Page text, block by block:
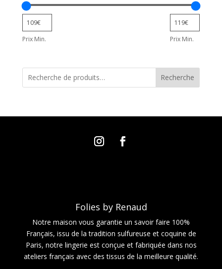
Prix Min. Prix Min.
Recherche
Folies by Renaud
Notre maison vous garantie un savoir faire 100%
Français, issu de la tradition sulfureuse et coquine de
Paris, notre lingerie est conçue et fabriquée dans nos
ateliers français avec des tissus de la meilleure qualité.